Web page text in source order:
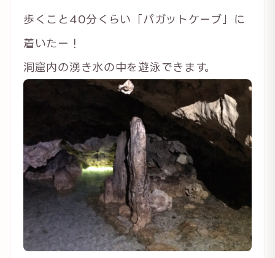
歩くこと40分くらい「パガットケーブ」に
着いたー！
洞窟内の湧き水の中を遊泳できます。